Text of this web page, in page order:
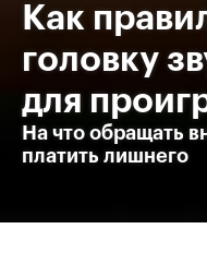
Как
головку
для
На что обращать
платить лишнего